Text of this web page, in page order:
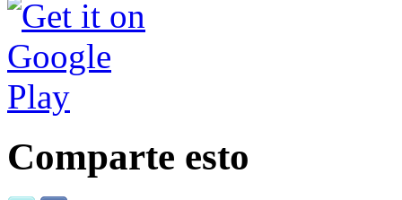
Comparte esto